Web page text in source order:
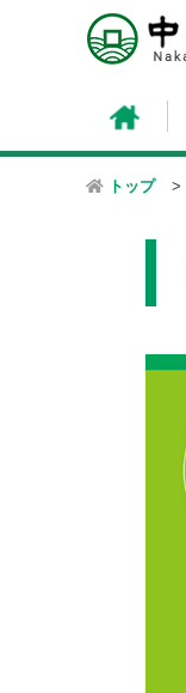
トップ >